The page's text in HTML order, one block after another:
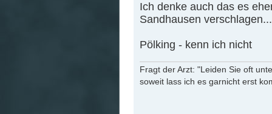
Ich denke auch das es
Sandhausen verschlagen...
Pölking - kenn ich nicht
Fragt der Arzt: "Leiden Sie oft
soweit lass ich es garnicht erst